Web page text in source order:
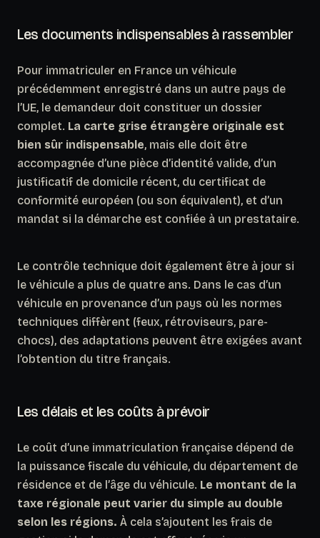
Les documents indispensables à rassembler
Pour immatriculer en France un véhicule
précédemment enregistré dans un autre pays de
l’UE, le demandeur doit constituer un dossier
complet. La carte grise étrangère originale est
bien sûr indispensable, mais elle doit être
accompagnée d’une pièce d’identité valide, d’un
justificatif de domicile récent, du certificat de
conformité européen (ou son équivalent), et d’un
mandat si la démarche est confiée à un prestataire.
Le contrôle technique doit également être à jour si
le véhicule a plus de quatre ans. Dans le cas d’un
véhicule en provenance d’un pays où les normes
techniques diffèrent (feux, rétroviseurs, pare-
chocs), des adaptations peuvent être exigées avant
l’obtention du titre français.
Les délais et les coûts à prévoir
Le coût d’une immatriculation française dépend de
la puissance fiscale du véhicule, du département de
résidence et de l’âge du véhicule. Le montant de la
taxe régionale peut varier du simple au double
selon les régions. À cela s’ajoutent les frais de